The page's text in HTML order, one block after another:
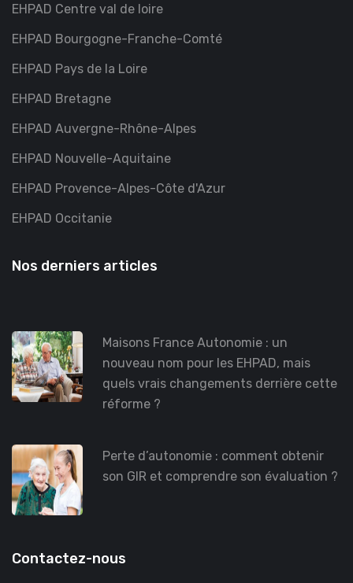
EHPAD Centre val de loire
EHPAD Bourgogne-Franche-Comté
EHPAD Pays de la Loire
EHPAD Bretagne
EHPAD Auvergne-Rhône-Alpes
EHPAD Nouvelle-Aquitaine
EHPAD Provence-Alpes-Côte d'Azur
EHPAD Occitanie
Nos derniers articles
Maisons France Autonomie : un
nouveau nom pour les EHPAD, mais
quels vrais changements derrière cette
réforme ?
Perte d’autonomie : comment obtenir
son GIR et comprendre son évaluation ?
Contactez-nous